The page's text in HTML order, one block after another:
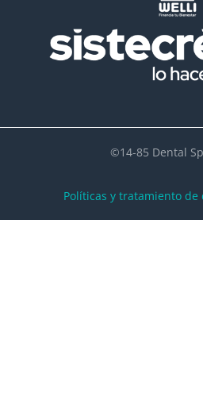
©14-85 Dental
Políticas y tratamiento de